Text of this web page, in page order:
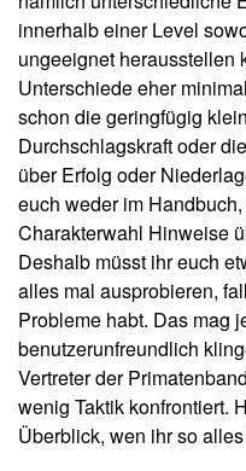
Der sorglose, Bananen
Titelheld schlechthin
im ersten Wii Abenteuer
AffendameMeeMee, ist
stets bemüht ist, seine
dickköpfigeBaby, ist der
Zukunft gekommen, um
kräftigeGonGonwar
Laufe der Zeit jedoch sind
geworden. Der
an seinen richtigen
nützliche Dinge und gilt
AffenmädchenYanYan
Kampfkünste erlernt, ist
recht schüchtern. Denn